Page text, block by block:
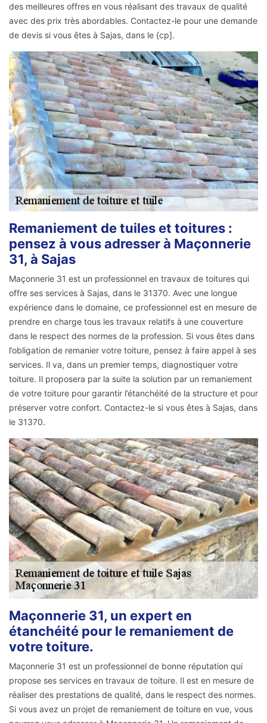
des meilleures offres en vous réalisant des travaux de qualité
avec des prix très abordables. Contactez-le pour une demande
de devis si vous êtes à Sajas, dans le {cp].
Remaniement de tuiles et toitures :
pensez à vous adresser à Maçonnerie
31, à Sajas
Maçonnerie 31 est un professionnel en travaux de toitures qui
offre ses services à Sajas, dans le 31370. Avec une longue
expérience dans le domaine, ce professionnel est en mesure de
prendre en charge tous les travaux relatifs à une couverture
dans le respect des normes de la profession. Si vous êtes dans
l’obligation de remanier votre toiture, pensez à faire appel à ses
services. Il va, dans un premier temps, diagnostiquer votre
toiture. Il proposera par la suite la solution par un remaniement
de votre toiture pour garantir l’étanchéité de la structure et pour
préserver votre confort. Contactez-le si vous êtes à Sajas, dans
le 31370.
Maçonnerie 31, un expert en
étanchéité pour le remaniement de
votre toiture.
Maçonnerie 31 est un professionnel de bonne réputation qui
propose ses services en travaux de toiture. Il est en mesure de
réaliser des prestations de qualité, dans le respect des normes.
Si vous avez un projet de remaniement de toiture en vue, vous